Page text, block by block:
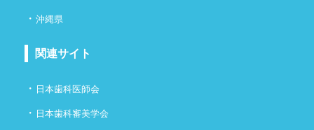
・ 沖縄県
関連サイト
・ 日本歯科医師会
・ 日本歯科審美学会